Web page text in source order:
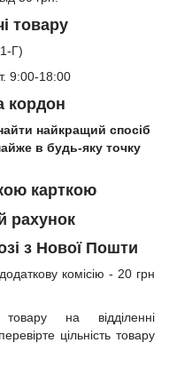
товару
Г)
9:00-18:00
кордон
найкращий спосіб
в будь-яку точку
карткою
рахунок
з Нової Пошти
комісію - 20 грн
на відділенні
цільність товару